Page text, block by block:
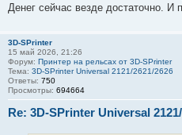
Денег сейчас везде достаточно. И
3D-SPrinter
15 май 2026, 21:26
Форум: Принтер на рельсах от 3D-SPrinter
Тема: 3D-SPrinter Universal 2121/2621/2626
Ответы: 750
Просмотры: 694664
Re: 3D-SPrinter Universal